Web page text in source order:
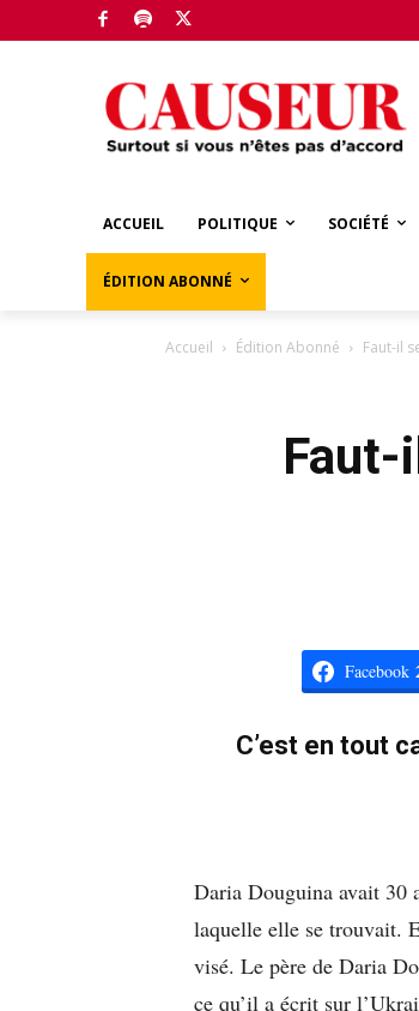
ACCUEIL POLITIQUE SOCIÉTÉ
ÉDITION ABONNÉ
Accueil Édition Abonné Faut-il
Faut-
Facebook
C’est en tout
Daria Douguina avait 30
laquelle elle se trouvait.
visé. Le père de Daria
ce qu’il a écrit sur